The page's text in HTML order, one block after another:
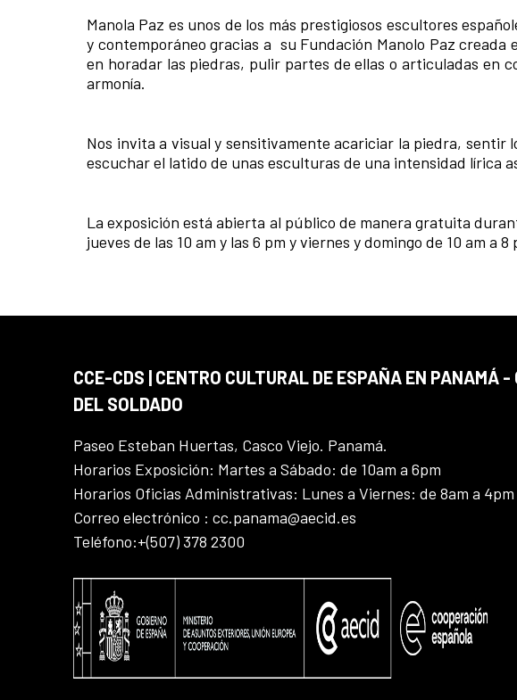
Manola Paz es unos de los más prestigiosos escultores
y contemporáneo gracias a su Fundación Manolo Paz
en horadar las piedras, pulir partes de ellas o articuladas en
armonía.
Nos invita a visual y sensitivamente acariciar la piedra, sentir
escuchar el latido de unas esculturas de una intensidad lírica
La exposición está abierta al público de manera gratuita
jueves de las 10 am y las 6 pm y viernes y domingo de 10 am a 8
CCE-CDS | CENTRO CULTURAL DE ESPAÑA EN PANAMÁ -
DEL SOLDADO
Paseo Esteban Huertas, Casco Viejo. Panamá.
Horarios Exposición: Martes a Sábado: de 10am a 6pm
Horarios Oficias Administrativas: Lunes a Viernes: de 8am a 4pm
Correo electrónico : cc.panama@aecid.es
Teléfono:+(507) 378 2300